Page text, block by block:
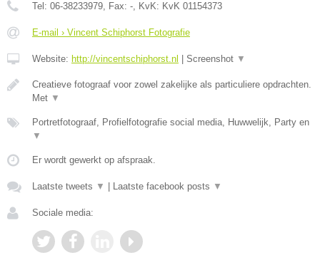
Tel: 06-38233979 , Fax: - , KvK: KvK 01154373
E-mail › Vincent Schiphorst Fotografie
Website: http://vincentschiphorst.nl | Screenshot ▼
Creatieve fotograaf voor zowel zakelijke als particuliere opdrachten.
Met ▼
Portretfotograaf, Profielfotografie social media, Huwwelijk, Party en
▼
Er wordt gewerkt op afspraak.
Laatste tweets ▼ | Laatste facebook posts ▼
Sociale media: